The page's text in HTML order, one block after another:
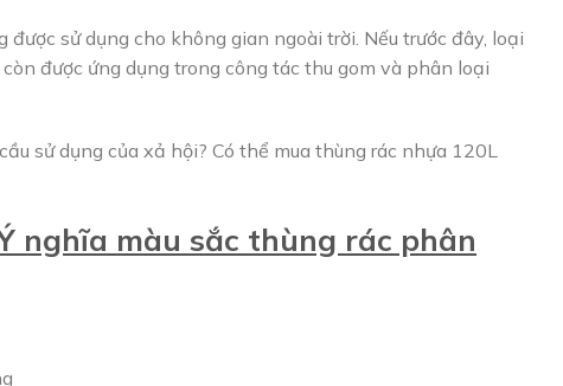
sử dụng cho không gian ngoài trời. Nếu trước đây, loại
được ứng dụng trong công tác thu gom và phân loại
sử dụng của xả hội? Có thể mua thùng rác nhựa 120L
nghĩa màu sắc thùng rác phân